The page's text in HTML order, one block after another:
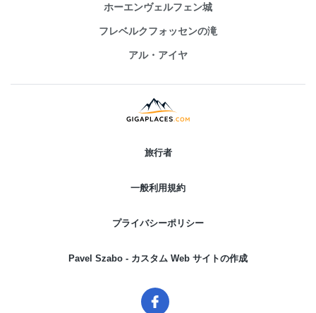
ホーエンヴェルフェン城
フレベルクフォッセンの滝
アル・アイヤ
旅行者
一般利用規約
プライバシーポリシー
Pavel Szabo - カスタム Web サイトの作成